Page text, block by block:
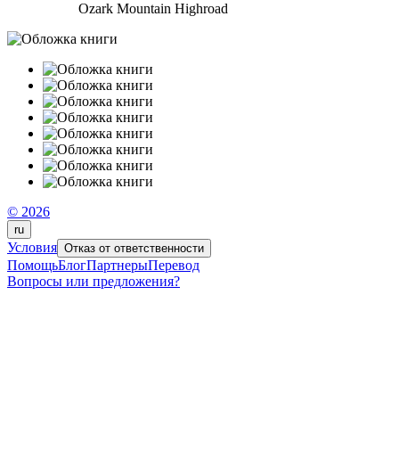
Ozark Mountain Highroad
© 2026
ru
Условия Отказ от ответственности
ПомощьБлогПартнерыПеревод
Вопросы или предложения?